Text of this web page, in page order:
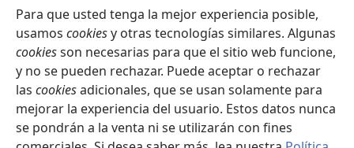
Para que usted tenga la mejor experiencia posible,
usamos cookiesy otras tecnologías similares. Algunas
cookiesson necesarias para que el sitio web funcione,
y no se pueden rechazar. Puede aceptar o rechazar
las cookiesadicionales, que se usan solamente para
mejorar la experiencia del usuario. Estos datos nunca
se pondrán a la venta ni se utilizarán con fines
una
nueva
ventana)
INTERNETPI QELQANCHISKUNA Watchtower™
(abre
una
nueva
ventana)
JW Hub
(abre
una
nueva
ventana)
JW Library ®